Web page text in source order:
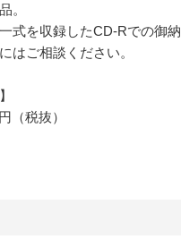
。
式を収録したCD-Rでの御
はご相談ください。
（税抜）